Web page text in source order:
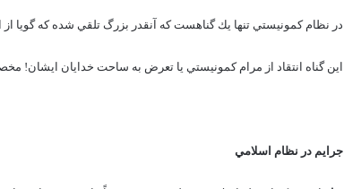
در نظام‌ كمونيستي‌ تنها يك‌ گناهست‌ كه‌ آنقدر بزرگ‌ تلقي‌ شده‌ كه‌ گويا
اين‌ گناه‌ انتقاد از مرام‌ كمونيستي‌ يا تعرض‌ به‌ ساحت‌ خدايان‌ ايشان‌!
جرايم‌ در نظام‌ اسلامي‌